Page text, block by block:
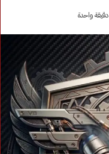
دقيقة واحدة